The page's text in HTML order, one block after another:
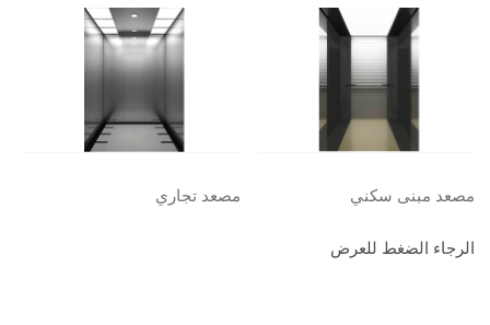
مصعد مبنى سكني
الرجاء الضغط للعرض
مصعد تجاري